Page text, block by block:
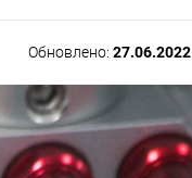
Обновлено:27.06.2022